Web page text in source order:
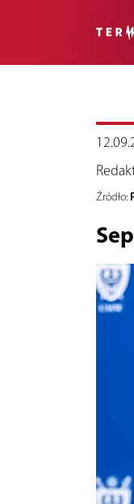
Źródło: